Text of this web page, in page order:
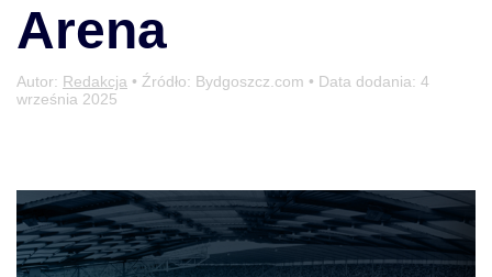
Arena
Autor: Redakcja • Źródło: Bydgoszcz.com • Data dodania: 4
września 2025